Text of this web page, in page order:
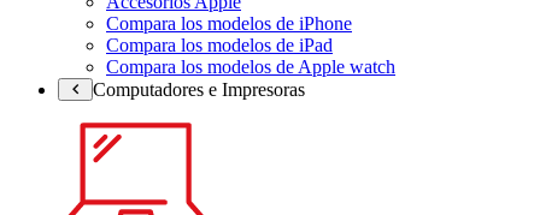
Compara los modelos de iPhone
Compara los modelos de iPad
Compara los modelos de Apple watch
Computadores e Impresoras